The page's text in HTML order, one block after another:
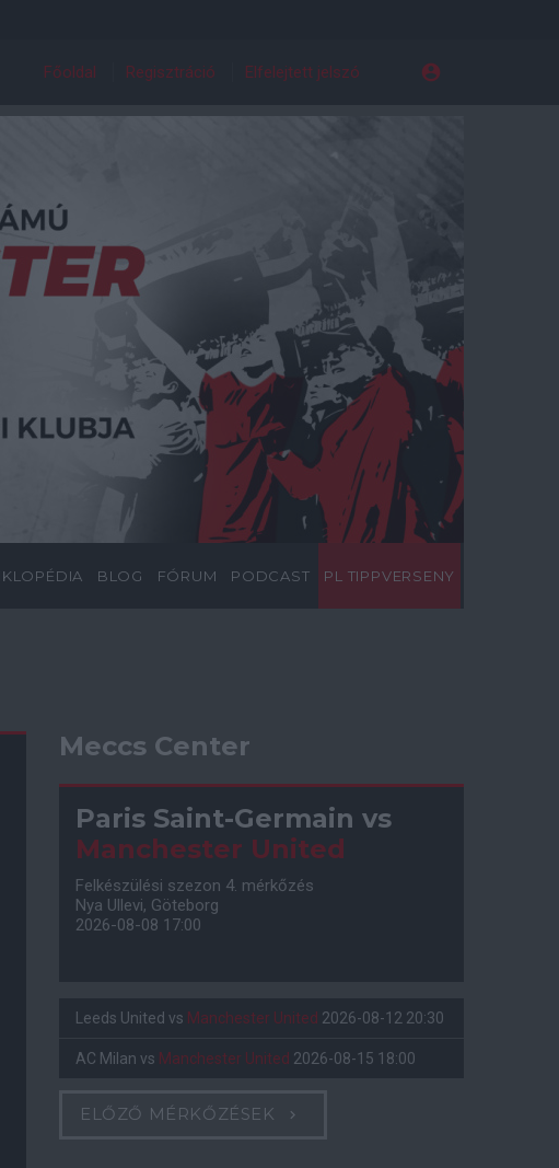
Főoldal Regisztráció Elfelejtett jelszó
BLOG FÓRUM PODCAST PL TIPPVERSENY
Meccs Center
Paris Saint-Germain vs
Manchester United
Felkészülési szezon 4. mérkőzés
Nya Ullevi, Göteborg
2026-08-08 17:00
Leeds United vs Manchester United 2026-08-12 20:30
AC Milan vs Manchester United 2026-08-15 18:00
ELŐZŐ MÉRKŐZÉSEK